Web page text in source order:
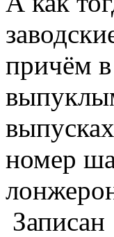
причём
номер
Записан